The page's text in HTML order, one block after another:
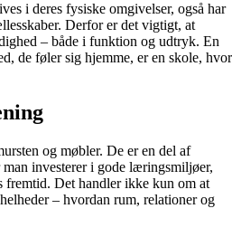
i deres fysiske omgivelser, også har
Derfor er det vigtigt, at
– både i funktion og udtryk. En
de føler sig hjemme, er en skole, hvor
og møbler. De er en del af
investerer i gode læringsmiljøer,
fremtid. Det handler ikke kun om at
– hvordan rum, relationer og